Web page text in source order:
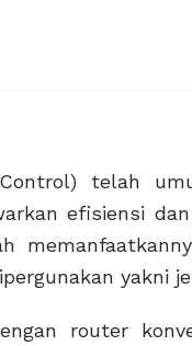
telah
efisiensi
yakni
router